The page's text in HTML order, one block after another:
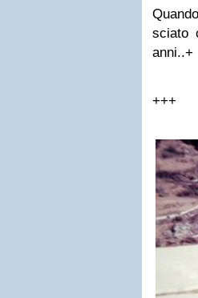
sciato
anni..+
+++